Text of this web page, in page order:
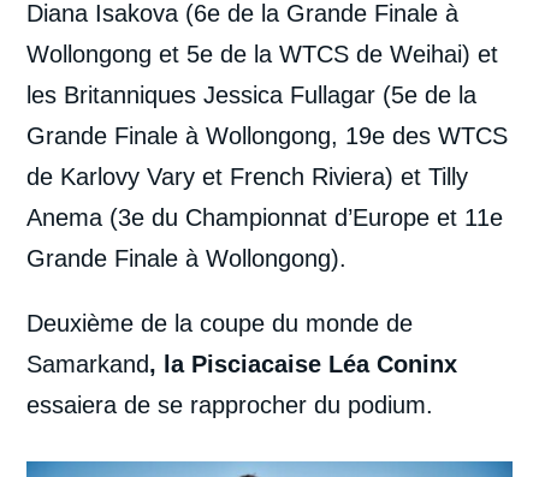
Diana Isakova (6e de la Grande Finale à
Wollongong et 5e de la WTCS de Weihai) et
les Britanniques Jessica Fullagar (5e de la
Grande Finale à Wollongong, 19e des WTCS
de Karlovy Vary et French Riviera) et Tilly
Anema (3e du Championnat d’Europe et 11e
Grande Finale à Wollongong).
Deuxième de la coupe du monde de
Samarkand, la Pisciacaise Léa Coninx
essaiera de se rapprocher du podium.